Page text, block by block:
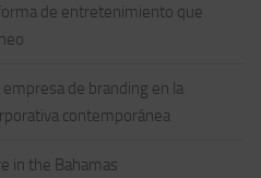
de entretenimiento que
de branding en la
contemporánea
in the Bahamas